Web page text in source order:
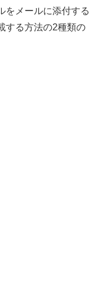
をメールに添付する
する方法の2種類の